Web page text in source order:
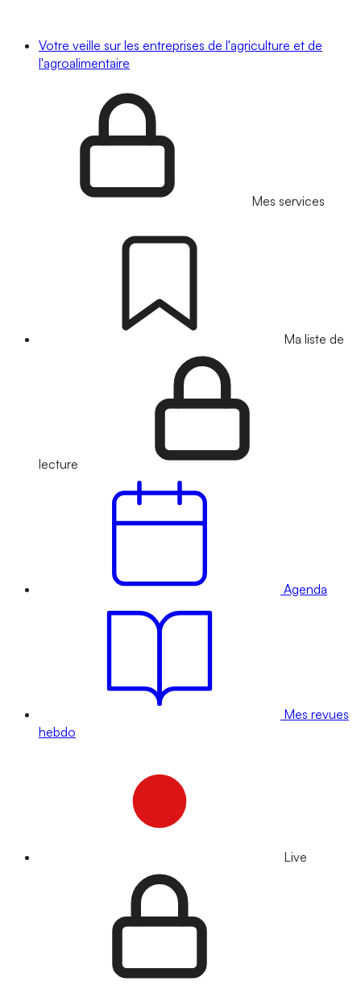
Votre veille sur les entreprises de l'agriculture et de
l'agroalimentaire
Mes services
Ma liste de
lecture
Agenda
Mes revues
hebdo
Live